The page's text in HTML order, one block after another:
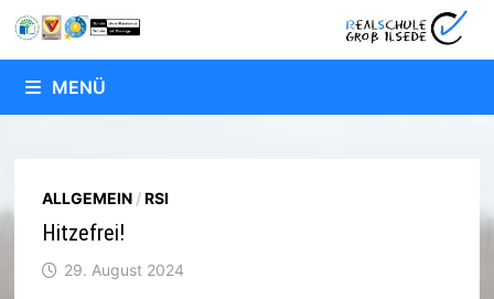
Inhalt
springen
MENÜ
ALLGEMEIN /RSI
Hitzefrei!
29. August 2024